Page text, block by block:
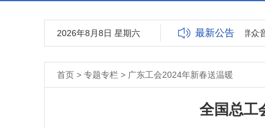
2026年8月8日 星期六 最新公告
关于报送广东省第十届群众
首页 > 专题专栏 > 广东工会2024年新春送温暖
全国总工